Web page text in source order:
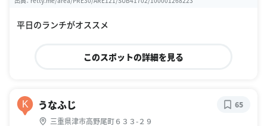
平日のランチがオススメ
このスポットの詳細を見る
K うなふじ
三重県津市高野尾町６３３-２９
65